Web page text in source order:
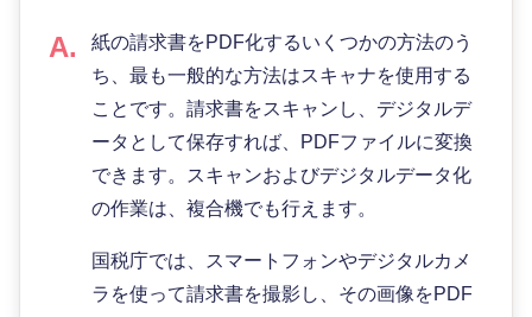
紙の請求書をPDF化するいくつかの方法のう
ち、最も一般的な方法はスキャナを使用する
ことです。請求書をスキャンし、デジタルデ
ータとして保存すれば、PDFファイルに変換
できます。スキャンおよびデジタルデータ化
の作業は、複合機でも行えます。
国税庁では、スマートフォンやデジタルカメ
ラを使って請求書を撮影し、その画像をPDF